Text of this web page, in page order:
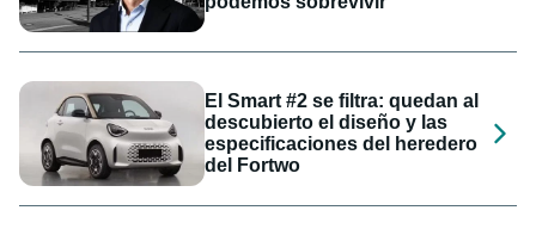
El Smart #2 se filtra: quedan al
descubierto el diseño y las
especificaciones del heredero
del Fortwo